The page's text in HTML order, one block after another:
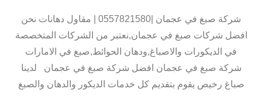
شركة صبغ في عجمان |0557821580 | مقاول دهانات نحن
افضل شركات صبغ في عجمان,نعتبر من الشركات المتخصصة
في الديكورات والاصباغ,ودهان الحوائط,صبغ في الامارات
شركة صبغ في عجمان افضل شركة صبغ في عجمان لدينا
صباغ رخيص يقوم بتقديم كل خدمات الديكور والدهان والصبغ